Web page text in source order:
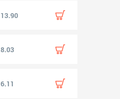
13.90
8.03
6.11